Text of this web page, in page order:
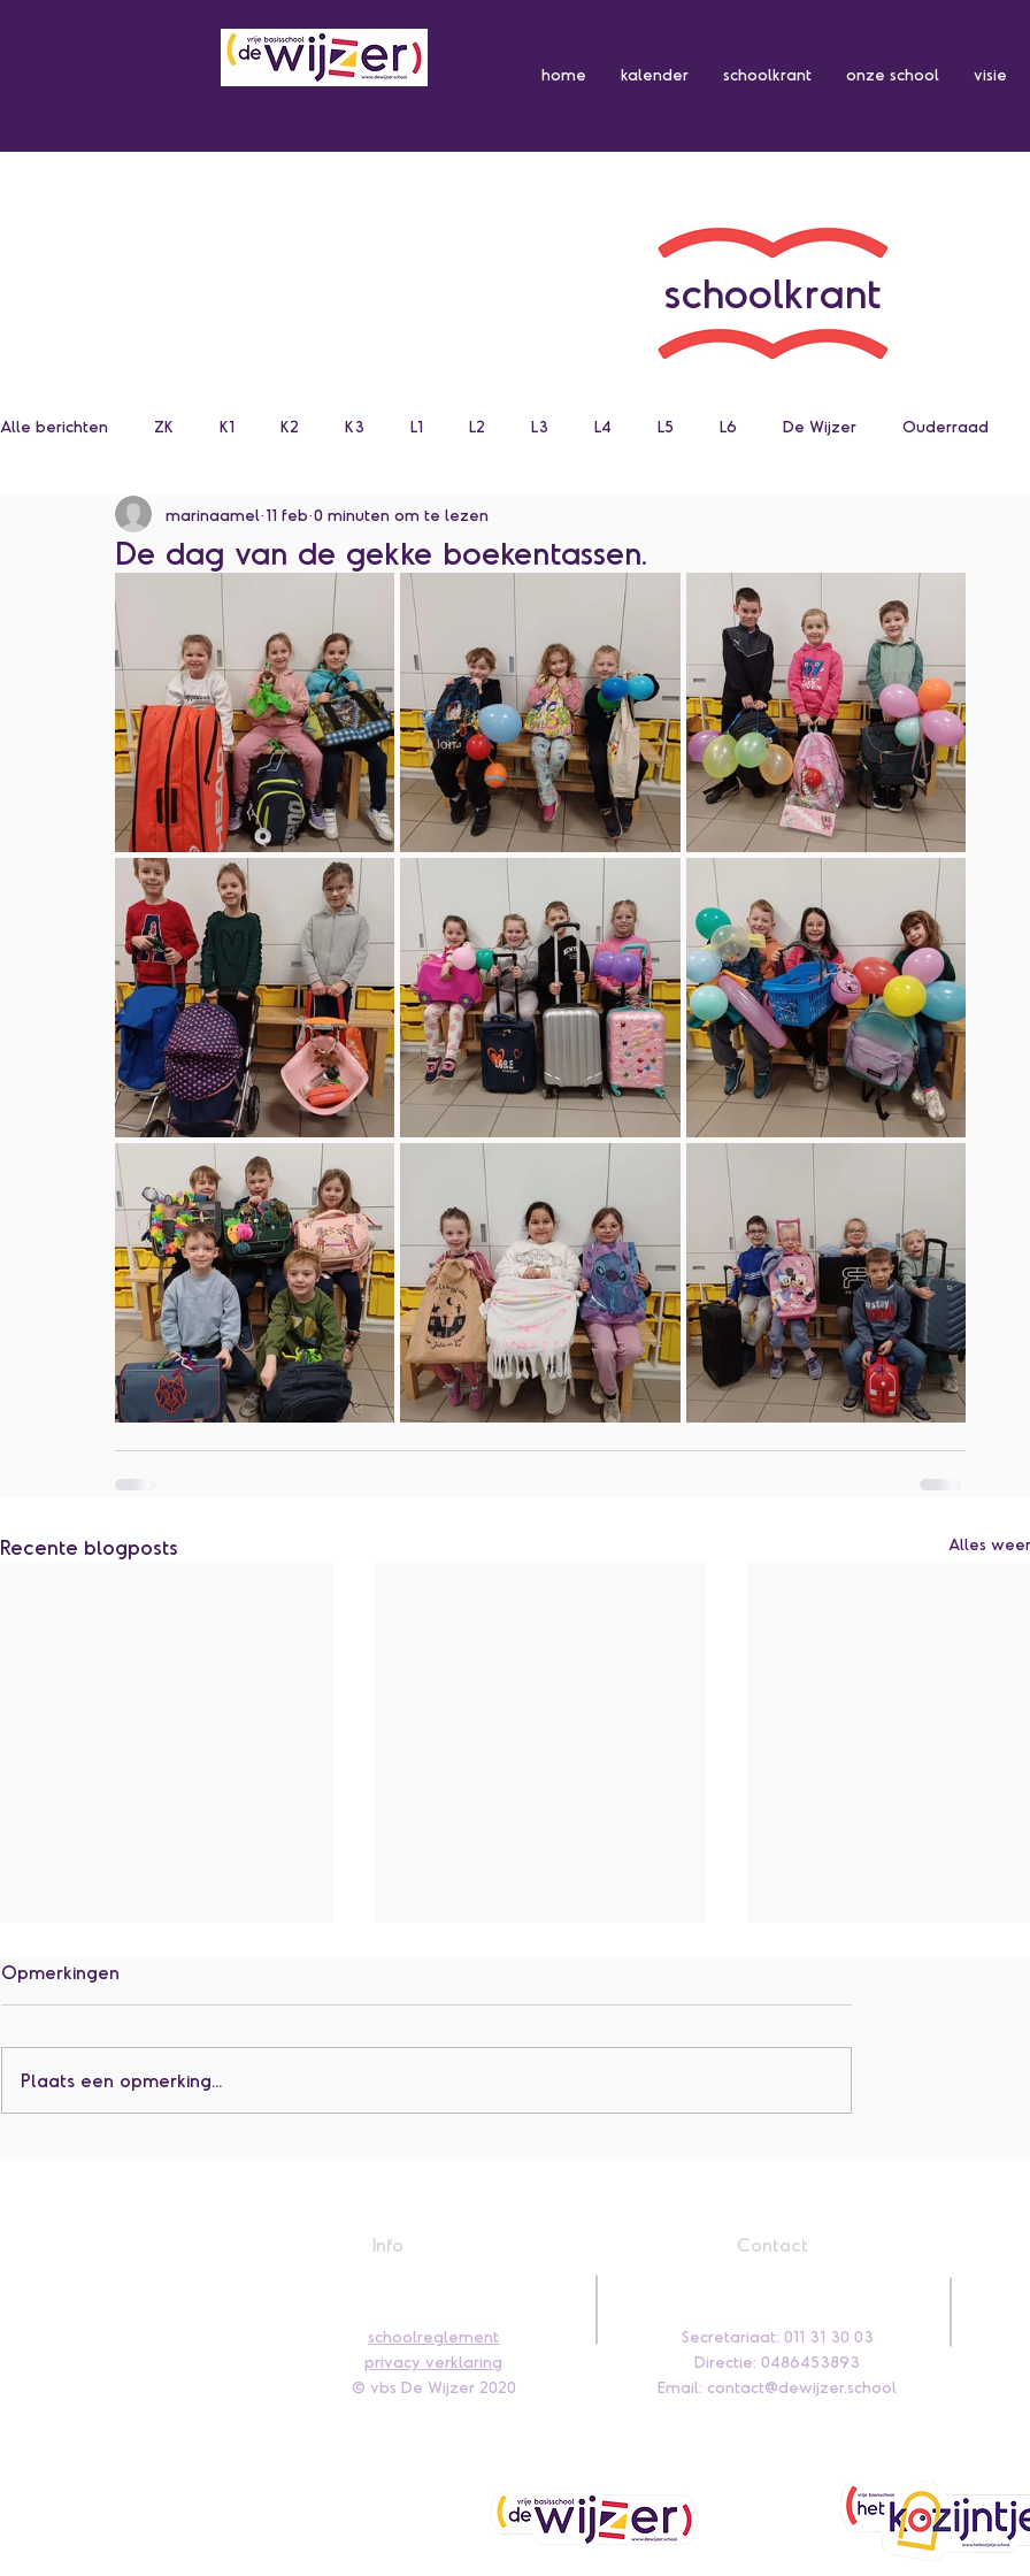
schoolkrant
Alle berichten ZK K1 K2 K3 L1 L2 L3 L4 L5 L6 De Wijzer Ouderraad
Categorie zonder titel
De dag van de gekke boekentassen.
marinaamel 11 feb 0 minuten om te lezen
Recente blogposts Alles
De zomerklas en K1
Opmerkingen
Plaats een opmerking...
home kalender schoolkrant onze school visie
Info
schoolreglement
privacy verklaring
© vbs De Wijzer 2020
Contact
Secretariaat: 011 31 30 03
Directie: 0486453893
Email: contact@dewijzer.school